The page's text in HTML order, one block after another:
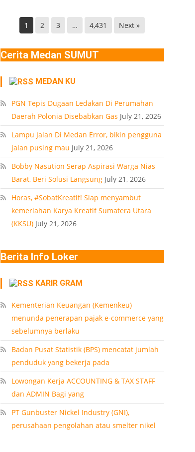
Serdang
Ledakan
Rumah
Polonia
PT
1 2 3 … 4,431 Next »
Cerita Medan SUMUT
MEDAN KU
PGN Tepis Dugaan Ledakan Di Perumahan
Daerah Polonia Disebabkan Gas July 21, 2026
Lampu Jalan Di Medan Error, bikin pengguna
jalan pusing mau July 21, 2026
Bobby Nasution Serap Aspirasi Warga Nias
Barat, Beri Solusi Langsung July 21, 2026
Horas, #SobatKreatif! Siap menyambut
kemeriahan Karya Kreatif Sumatera Utara
(KKSU) July 21, 2026
Berita Info Loker
KARIR GRAM
Kementerian Keuangan (Kemenkeu)
menunda penerapan pajak e-commerce yang
sebelumnya berlaku
Badan Pusat Statistik (BPS) mencatat jumlah
penduduk yang bekerja pada
Lowongan Kerja ACCOUNTING & TAX STAFF
dan ADMIN Bagi yang
PT Gunbuster Nickel Industry (GNI),
perusahaan pengolahan atau smelter nikel